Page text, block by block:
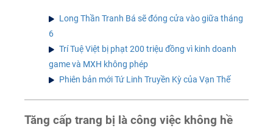
Long Thần Tranh Bá sẽ đóng cửa vào giữa tháng
6
Trí Tuệ Việt bị phạt 200 triệu đồng vì kinh doanh
game và MXH không phép
Phiên bản mới Tứ Linh Truyền Kỳ của Vạn Thế
Tăng cấp trang bị là công việc không hề